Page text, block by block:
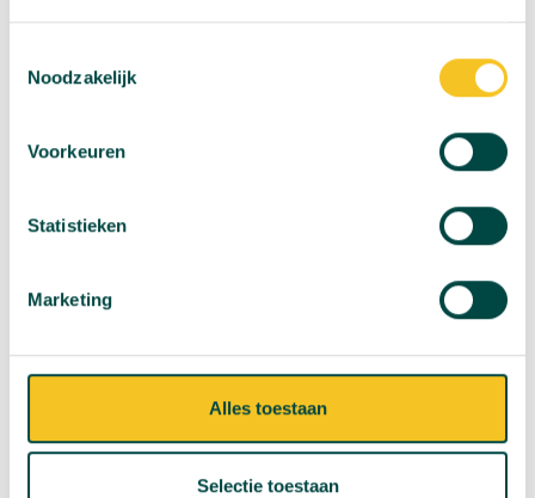
Noodzakelijk
Voorkeuren
Statistieken
Marketing
Alles toestaan
Selectie toestaan
Voor Daphne was het de eerste keer dat ze hier sleede,
maar haar vriendin Isabel heeft al de hele week gesleed.
Dat is ook niet gek, want ze woont om de hoek en kan
Voor Evi Becx is het allemaal heel erg spannend. Ze is
een keer met haar moeder van de berg gesleed, maar
‘dat deed au’. Met haar vader Edu, gaat het veel beter,
schik heeft in het sleeën.